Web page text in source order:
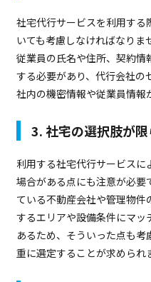
社宅代行サービスを利用す
いても考慮しなければなり
従業員の氏名や住所、契約
する必要があり、代行会社の
社内の機密情報や従業員情報
3. 社宅の選択肢が
利用する社宅代行サービスに
場合がある点にも注意が必要
ている不動産会社や管理物
するエリアや設備条件にマッ
あるため、そういった点も
重に選定することが求められ